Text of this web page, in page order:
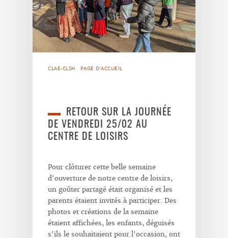
CLAE-CLSH PAGE D'ACCUEIL
RETOUR SUR LA JOURNÉE
DE VENDREDI 25/02 AU
CENTRE DE LOISIRS
Pour clôturer cette belle semaine
d'ouverture de notre centre de loisirs,
un goûter partagé était organisé et les
parents étaient invités à participer. Des
photos et créations de la semaine
étaient affichées, les enfants, déguisés
s'ils le souhaitaient pour l'occasion, ont